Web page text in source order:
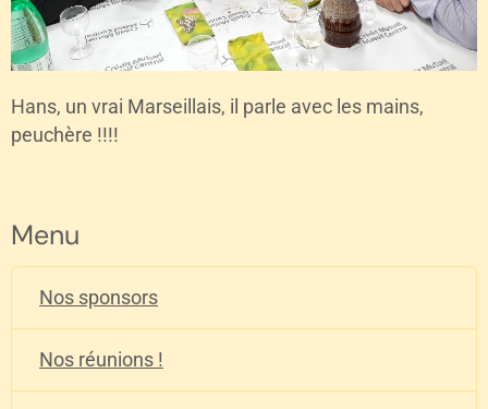
Hans, un vrai Marseillais, il parle avec les mains,
peuchère !!!!
Menu
Nos sponsors
Nos réunions !